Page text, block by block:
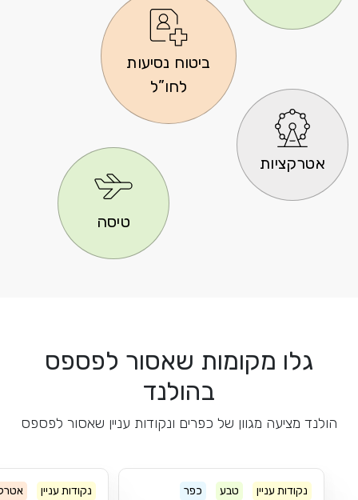
ביטוח נסיעות
לחו”ל
אטרקציות
טיסה
גלו מקומות שאסור לפספס
בהולנד
הולנד מציעה מגוון של כפרים ונקודות עניין שאסור לפספס
נקודות עניין טבע כפר נקודות עניין